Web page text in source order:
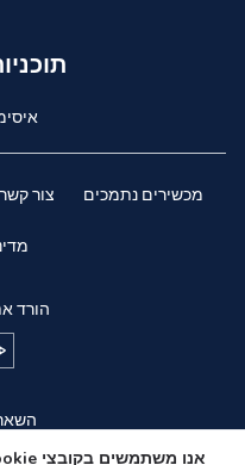
מכשירים נתמכים צור קשר
הורד